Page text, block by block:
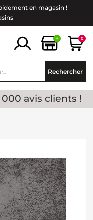
en magasin !
+ 0
Rechercher
000 avis clients !